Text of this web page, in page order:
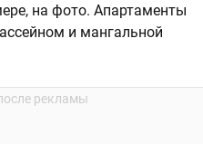
на фото. Апартаменты
и мангальной